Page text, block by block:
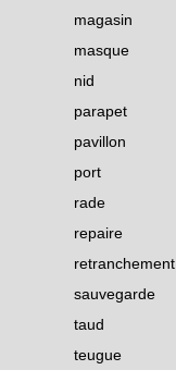
magasin
masque
nid
parapet
pavillon
port
rade
repaire
retranchement
sauvegarde
taud
teugue